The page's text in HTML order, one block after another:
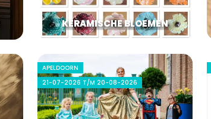
KERAMISCHE BLOEMEN
APELDOORN
21-07-2026 T/M 20-08-2026